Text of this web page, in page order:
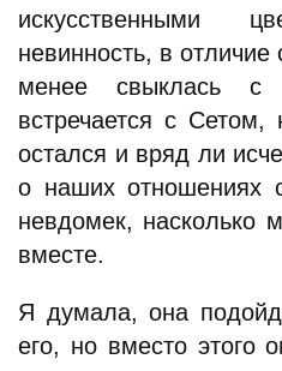
невинность, в
менее свыклась
встречается с
остался и вряд ли
о наших отношениях
невдомек, насколько
вместе.
Я думала, она
его, но вместо этого